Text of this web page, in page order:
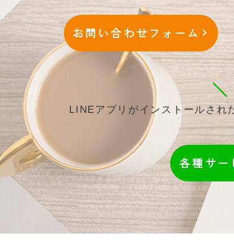
お問い合わせフォーム
LINEアプリがインストールされ
各種サー